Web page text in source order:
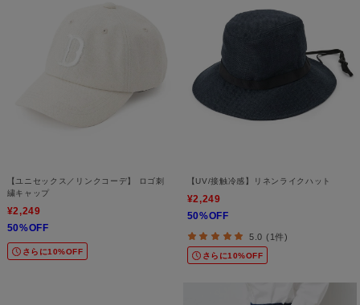
【ユニセックス／リンクコーデ】 ロゴ刺
繍キャップ
¥2,249
50%OFF
さらに10%OFF
【UV/接触冷感】リネンライクハット
¥2,249
50%OFF
5.0 (1件)
さらに10%OFF